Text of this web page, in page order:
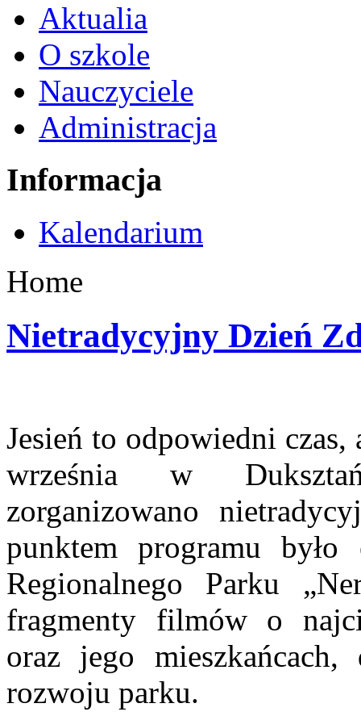
Aktualia
O szkole
Nauczyciele
Administracja
Informacja
Kalendarium
Home
Nietradycyjny Dzień
Jesień to odpowiedni
września w
zorganizowano
punktem programu
Regionalnego Parku
fragmenty filmów o
oraz jego
rozwoju parku.